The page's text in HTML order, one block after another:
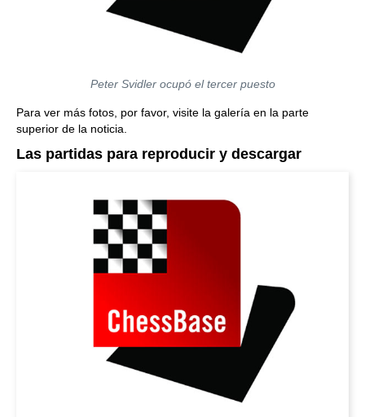
Peter Svidler ocupó el tercer puesto
Para ver más fotos, por favor, visite la galería en la parte
superior de la noticia.
Las partidas para reproducir y descargar